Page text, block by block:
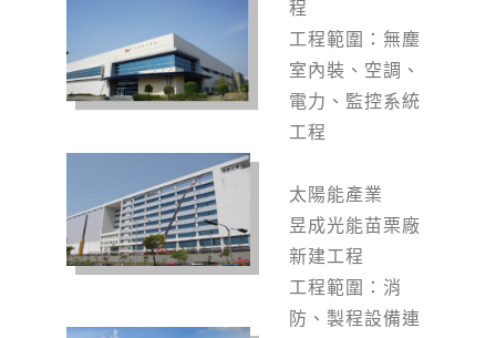
程
工程範圍：無塵
室內裝、空調、
電力、監控系統
工程
太陽能產業
昱成光能苗栗廠
新建工程
工程範圍：消
防、製程設備連